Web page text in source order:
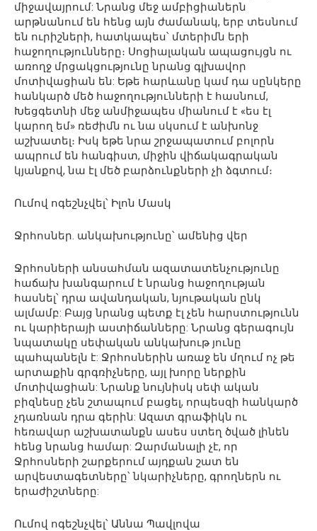
միջավայրում: Նրանց մեջ ամբիցիաներն
արթնանում են հենց այն ժամանակ, երբ տեսնում
են ուրիշների, հատկապես՝ մտերիմն երի
հաջողությունները։ Սոցիալական ապացույցն ու
առողջ մրցակցությունը նրանց գլխավոր
մոտիվացիան են: Եթե հարևանը կամ դա սընկերը
հանկարծ մեծ հաջողությունների է հասնում,
Խեցգետնի մեջ անմիջապես միանում է «ես էլ
կարող եմ» ռեժիմն ու նա սկսում է անխոնջ
աշխատել։ Իսկ եթե նրա շրջապատում բոլորն
ապրում են հանգիստ, միջին վիճակագրական
կյանքով, նա էլ մեծ բարձունքների չի ձգտում։
Ումով ոգեշնչվել՝ Իլոն Մասկ
Ջրհոսներ. անկախությունը՝ ամենից վեր
Ջրհոսների անսահման ազատատենչությունը
հաճախ խանգարում է նրանց հաջողության
հասնել՝ դրա ավանդական, նյութական ընկ
ալմամբ: Բայց նրանց պետք էլ չեն հարստությունն
ու կարիերայի աստիճանները: Նրանց գերագույն
նպատակը սեփական անկախութ յունը
պահպանելն է: Ջրհոսներին առաջ են մղում ոչ թե
արտաքին գրգռիչները, այլ խորը ներքին
մոտիվացիան: Նրանք նույնիսկ սեփ ական
բիզնեսը չեն շտապում բացել, որպեսզի հանկարծ
չդառնան դրա գերին: Ազատ գրաֆիկն ու
հեռավար աշխատանքն ասես ստեղ ծված լինեն
հենց նրանց համար: Զարմանալի չէ, որ
Ջրհոսների շարքերում այդքան շատ են
արվեստագետները՝ նկարիչները, գրողներն ու
երաժիշտները:
Ումով ոգեշնչվել՝ Աննա Պավլովա